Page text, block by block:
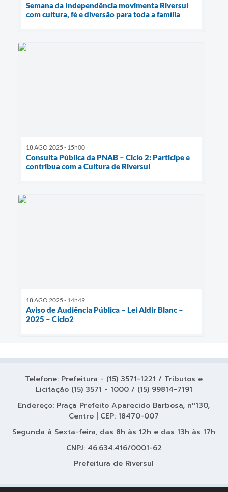
Semana da Independência movimenta Riversul
com cultura, fé e diversão para toda a família
18 AGO 2025 - 15h00
Consulta Pública da PNAB – Ciclo 2: Participe e
contribua com a Cultura de Riversul
18 AGO 2025 - 14h49
Aviso de Audiência Pública – Lei Aldir Blanc –
2025 – Ciclo2
Telefone: Prefeitura - (15) 3571-1221 / Tributos e
Licitação (15) 3571 - 1000 / (15) 99814-7191
Endereço: Praça Prefeito Aparecido Barbosa, nº130,
Centro | CEP: 18470-007
Segunda à Sexta-feira, das 8h às 12h e das 13h às 17h
CNPJ: 46.634.416/0001-62
Prefeitura de Riversul